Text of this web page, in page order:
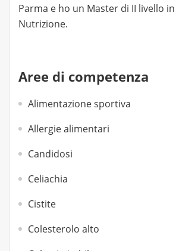
Parma e ho un Master di II livello
Nutrizione.
Aree di competenza
Alimentazione sportiva
Allergie alimentari
Candidosi
Celiachia
Cistite
Colesterolo alto